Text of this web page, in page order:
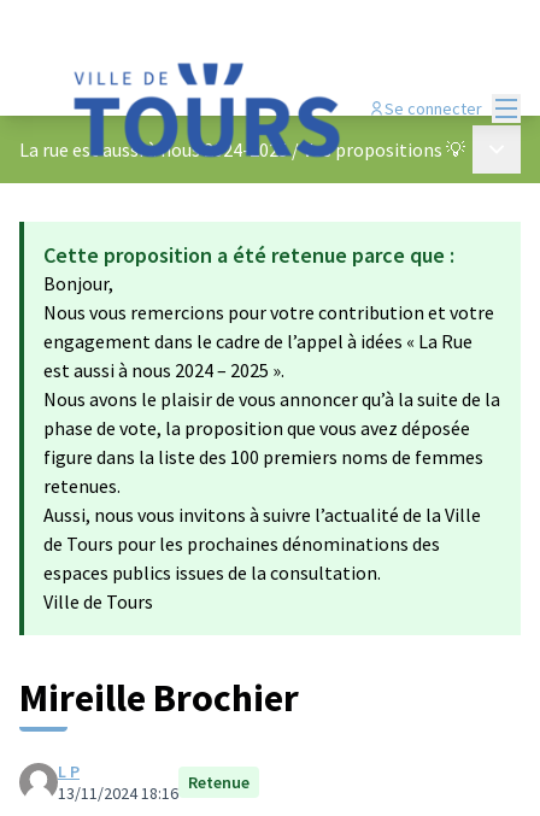
Se connecter
La rue est aussi à nous 2024-2025 /Vos propositions 💡
Cette proposition a été retenue parce que :
Bonjour,
Nous vous remercions pour votre contribution et votre
engagement dans le cadre de l’appel à idées « La Rue
est aussi à nous 2024 – 2025 ».
Nous avons le plaisir de vous annoncer qu’à la suite de la
phase de vote, la proposition que vous avez déposée
figure dans la liste des 100 premiers noms de femmes
retenues.
Aussi, nous vous invitons à suivre l’actualité de la Ville
de Tours pour les prochaines dénominations des
espaces publics issues de la consultation.
Ville de Tours
Mireille Brochier
L P
13/11/2024 18:16 Retenue